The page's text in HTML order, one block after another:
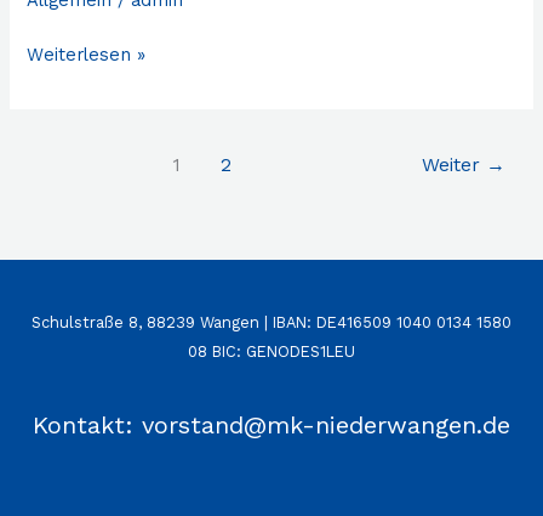
Weiterlesen »
1 2 Weiter →
Schulstraße 8, 88239 Wangen | IBAN: DE416509 1040 0134 1580
08 BIC: GENODES1LEU
Kontakt: vorstand@mk-niederwangen.de